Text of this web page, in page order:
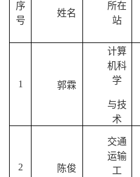
序
号
姓名
所在
站
1 郭霖
计算
机科
学
与技
术
2 陈俊
交通
运输
工